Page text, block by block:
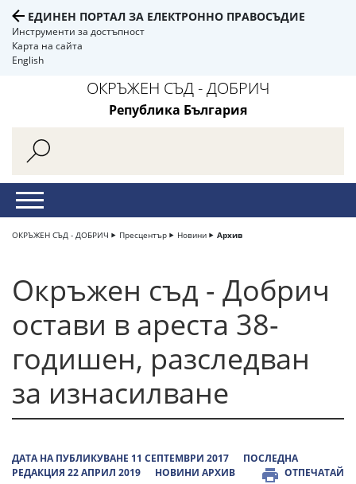
ЕДИНЕН ПОРТАЛ ЗА ЕЛЕКТРОННО ПРАВОСЪДИЕ
Инструменти за достъпност
Карта на сайта
English
ОКРЪЖЕН СЪД - ДОБРИЧ
Република България
ОКРЪЖЕН СЪД - ДОБРИЧ Пресцентър Новини Архив
Окръжен съд - Добрич
остави в ареста 38-
годишен, разследван
за изнасилване
ДАТА НА ПУБЛИКУВАНЕ 11 СЕПТЕМВРИ 2017
ПОСЛЕДНА
РЕДАКЦИЯ 22 АПРИЛ 2019
НОВИНИ АРХИВ ОТПЕЧАТАЙ